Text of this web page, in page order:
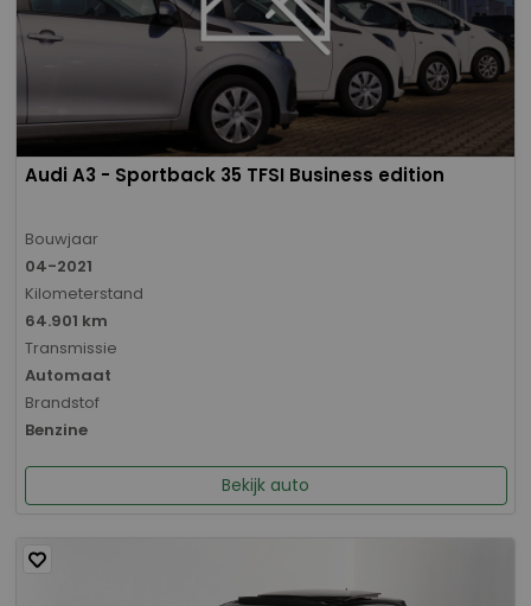
Audi A3 - Sportback 35 TFSI Business edition
Bouwjaar
04-2021
Kilometerstand
64.901 km
Transmissie
Automaat
Brandstof
Benzine
Bekijk auto